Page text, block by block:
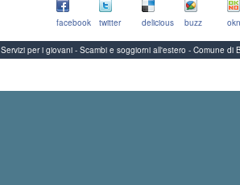
facebook twitter delicious buzz
Servizi per i giovani - Scambi e soggiorni all'estero - Comune